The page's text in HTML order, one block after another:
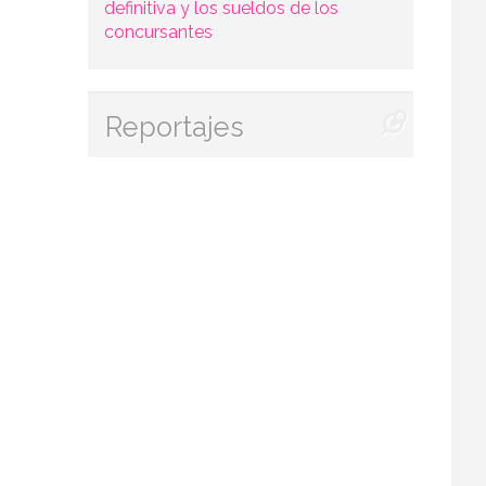
definitiva y los sueldos de los
concursantes
Reportajes